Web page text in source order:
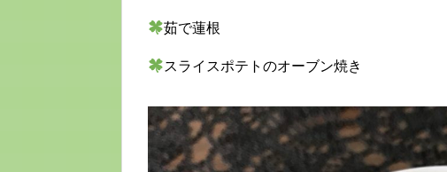
茹で蓮根
スライスポテトのオーブン焼き